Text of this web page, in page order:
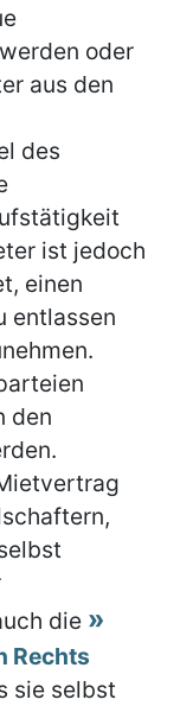
oder
aus den
des
ist jedoch
einen
entlassen
den
die
Rechts
sie selbst